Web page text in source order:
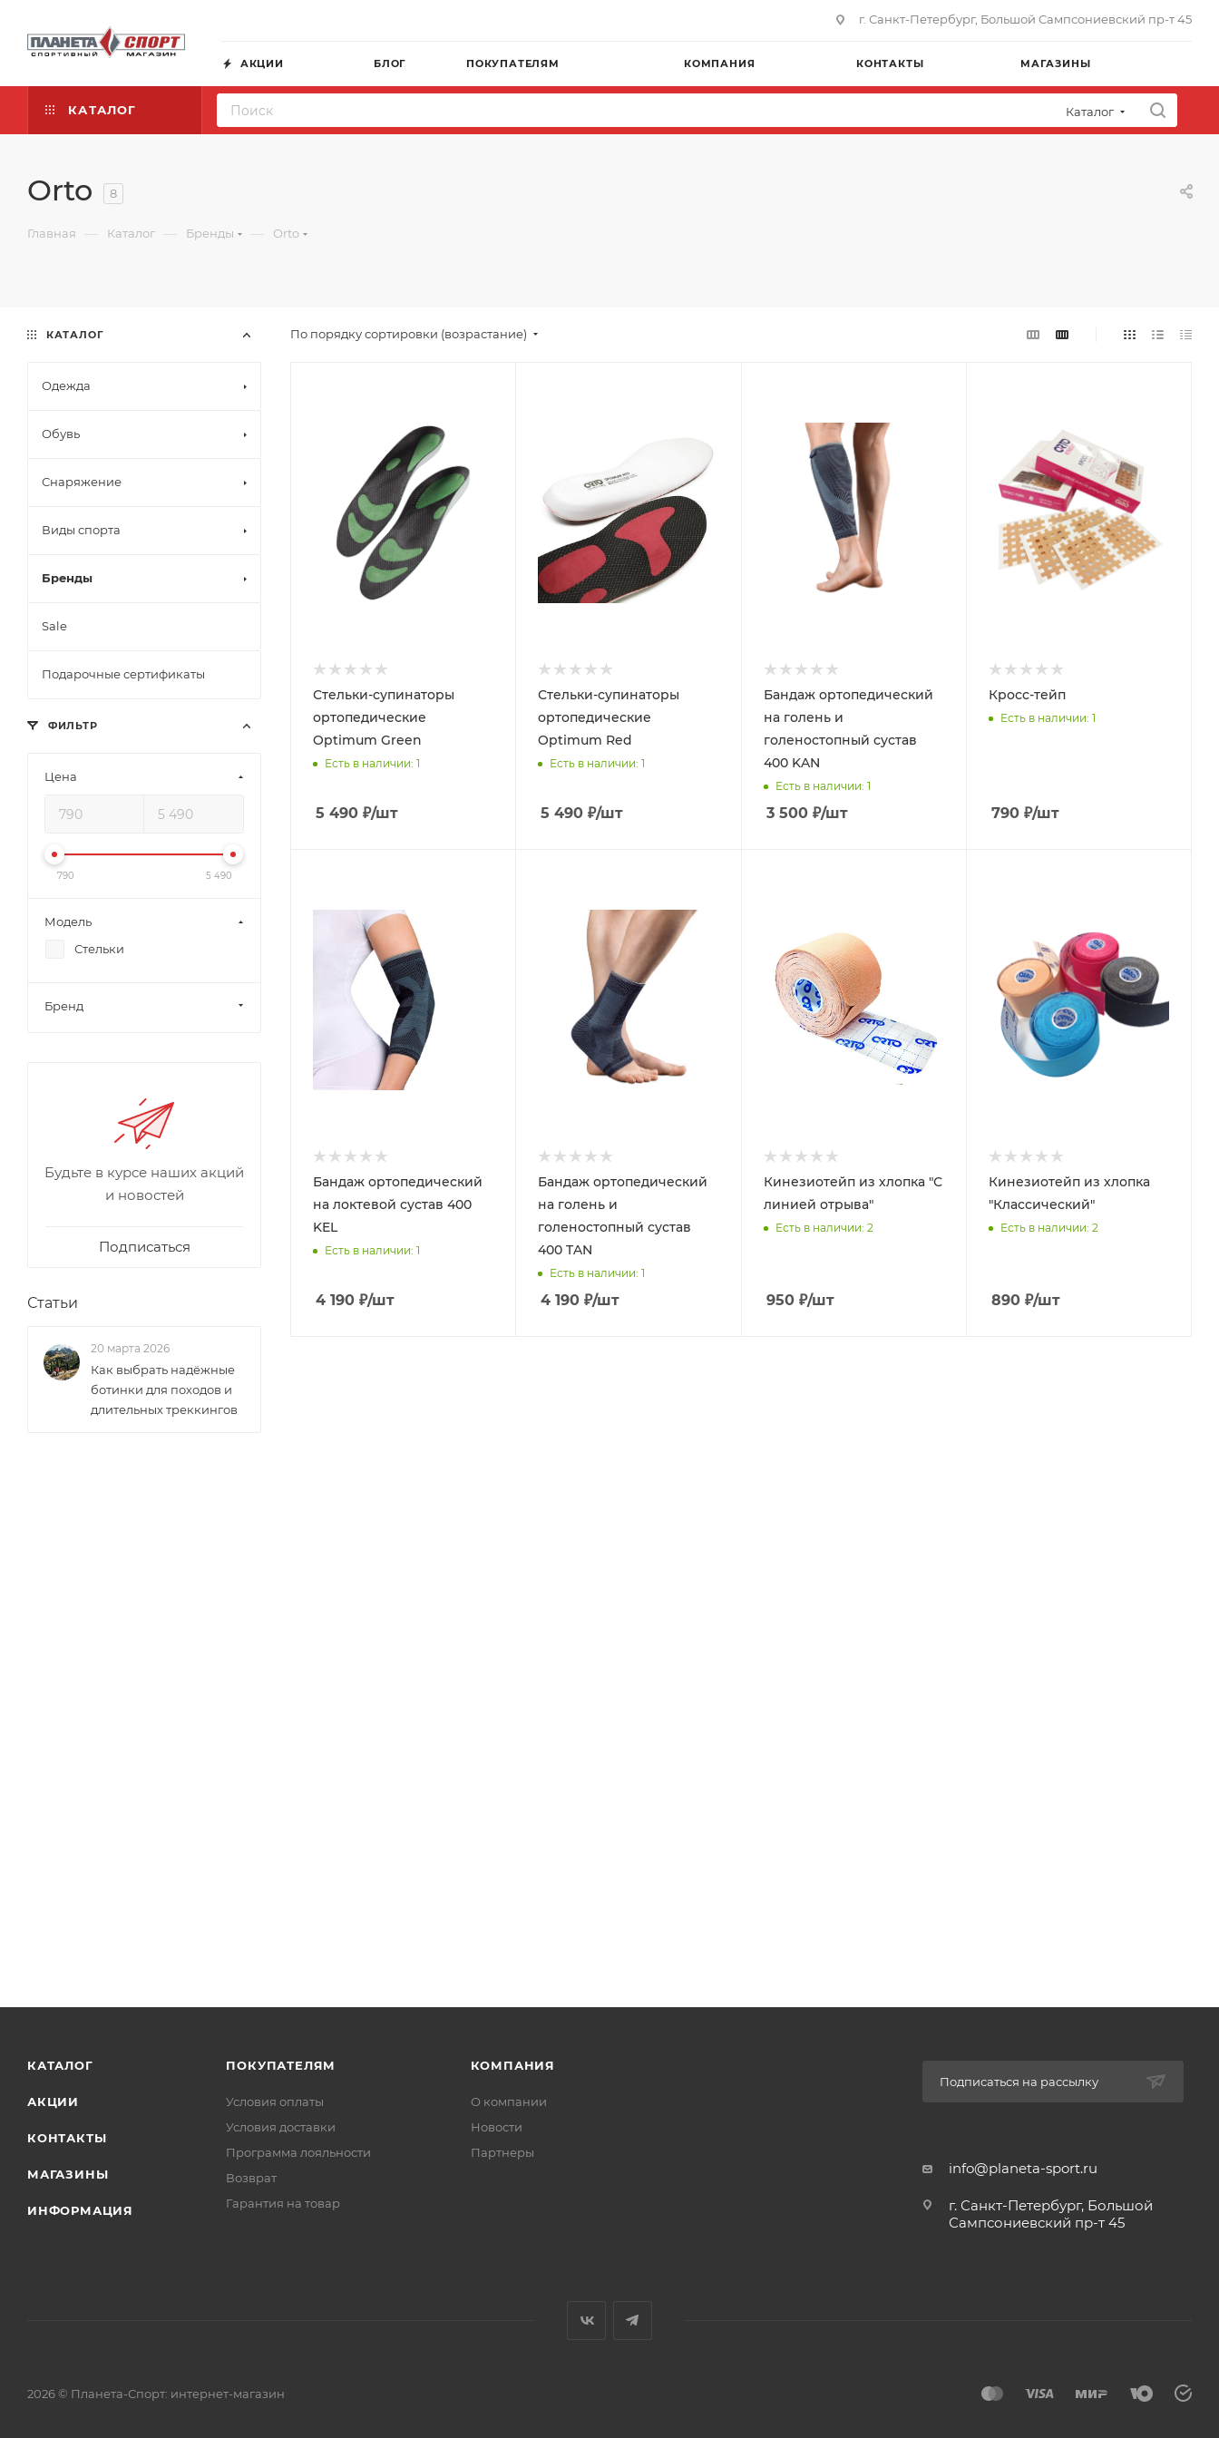
г. Санкт-Петербург, Большой Сампсониевский пр-т 45
АКЦИИ БЛОГ ПОКУПАТЕЛЯМ КОМПАНИЯ КОНТАКТЫ МАГАЗИНЫ
КАТАЛОГ Каталог
Orto 8
Главная — Каталог — Бренды — Orto
По порядку сортировки (возрастание)
Стельки-супинаторы
ортопедические
Optimum Green
Есть в наличии: 1
5 490 ₽/шт
Стельки-супинаторы
ортопедические
Optimum Red
Есть в наличии: 1
5 490 ₽/шт
Бандаж ортопедический
на голень и
голеностопный сустав
400 KAN
Есть в наличии: 1
3 500₽/шт
Кросс-тейп
Есть в наличии: 1
790₽/шт
Бандаж ортопедический
на локтевой сустав 400
KEL
Есть в наличии: 1
4 190 ₽/шт
Бандаж ортопедический
на голень и
голеностопный сустав
400 TAN
Есть в наличии: 1
4 190 ₽/шт
Кинезиотейп из хлопка "С
линией отрыва"
Есть в наличии: 2
950₽/шт
Кинезиотейп из хлопка
"Классический"
Есть в наличии: 2
890₽/шт
КАТАЛОГ
Одежда
Обувь
Снаряжение
Виды спорта
Бренды
Sale
Подарочные сертификаты
ФИЛЬТР
Цена
790 5 490
Модель
Стельки
Бренд
Будьте в курсе наших акций
и новостей
Подписаться
Статьи
20 марта 2026
Как выбрать надёжные
ботинки для походов и
длительных треккингов
КАТАЛОГ
АКЦИИ
КОНТАКТЫ
МАГАЗИНЫ
ИНФОРМАЦИЯ
ПОКУПАТЕЛЯМ
Условия оплаты
Условия доставки
Программа лояльности
Возврат
Гарантия на товар
КОМПАНИЯ
О компании
Новости
Партнеры
Подписаться на рассылку
info@planeta-sport.ru
г. Санкт-Петербург, Большой
Сампсониевский пр-т 45
2026 © Планета-Спорт: интернет-магазин